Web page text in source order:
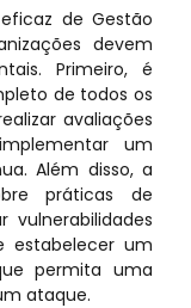
de Gestão
devem
Primeiro, é
de todos os
avaliações
um
Além disso, a
práticas de
vulnerabilidades
estabelecer um
permita uma
ataque.